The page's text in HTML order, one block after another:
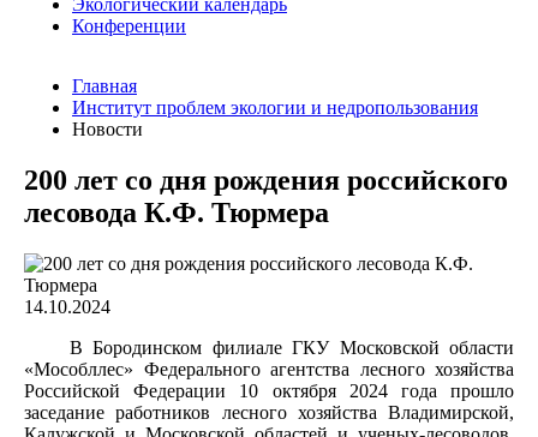
Конференции
Главная
Институт проблем экологии и недропользования
Новости
200 лет со дня рождения российского
лесовода К.Ф. Тюрмера
14.10.2024
В Бородинском филиале ГКУ Московской области
«Мособллес» Федерального агентства лесного хозяйства
Российской Федерации 10 октября 2024 года прошло
заседание работников лесного хозяйства Владимирской,